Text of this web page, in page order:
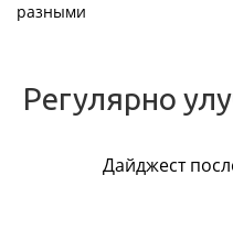
разными
Регулярно
Дайджест